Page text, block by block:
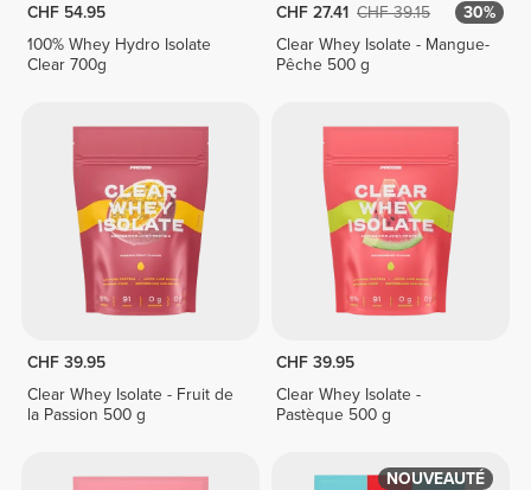
CHF 54.95
100% Whey Hydro Isolate
Clear 700g
CHF 27.41 CHF 39.15
30%
Clear Whey Isolate - Mangue-
Pêche 500 g
CHF 39.95
Clear Whey Isolate - Fruit de
la Passion 500 g
CHF 39.95
Clear Whey Isolate -
Pastèque 500 g
NOUVEAUTÉ